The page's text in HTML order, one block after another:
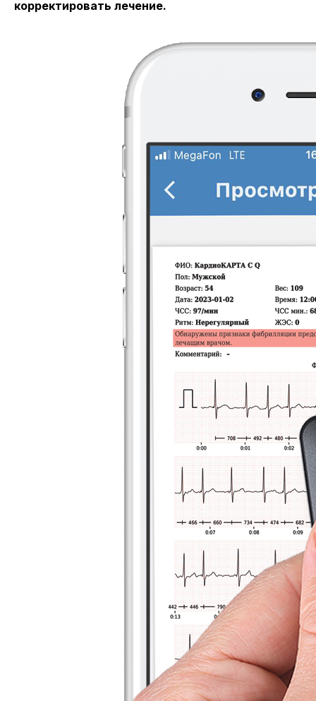
корректировать лечение.